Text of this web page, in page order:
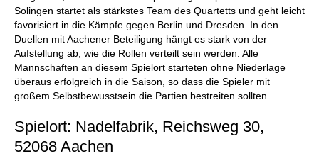
Solingen startet als stärkstes Team des Quartetts und geht leicht
favorisiert in die Kämpfe gegen Berlin und Dresden. In den
Duellen mit Aachener Beteiligung hängt es stark von der
Aufstellung ab, wie die Rollen verteilt sein werden. Alle
Mannschaften an diesem Spielort starteten ohne Niederlage
überaus erfolgreich in die Saison, so dass die Spieler mit
großem Selbstbewusstsein die Partien bestreiten sollten.
Spielort: Nadelfabrik, Reichsweg 30,
52068 Aachen